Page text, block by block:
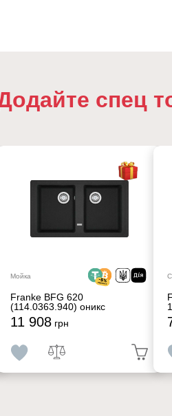
спец
Мойка
Franke BFG 620
(114.0363.940) оникс
11 908 грн